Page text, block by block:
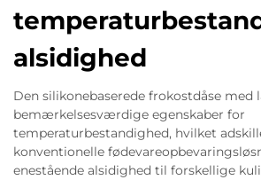
alsidighed
Den silikonebaserede frokostdåse
bemærkelsesværdige egenskaber for
temperaturbestandighed, hvilket
konventionelle
enestående alsidighed til forskellige